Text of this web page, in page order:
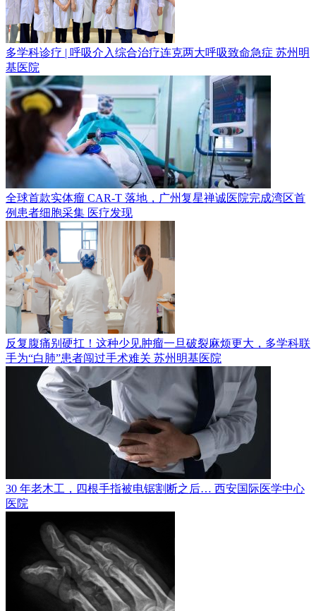
多学科诊疗 | 呼吸介入综合治疗连克两大呼吸致命急症 苏州明
基医院
全球首款实体瘤 CAR-T 落地，广州复星禅诚医院完成湾区首
例患者细胞采集 医疗发现
反复腹痛别硬扛！这种少见肿瘤一旦破裂麻烦更大，多学科联
手为“白肺”患者闯过手术难关 苏州明基医院
30 年老木工，四根手指被电锯割断之后… 西安国际医学中心
医院